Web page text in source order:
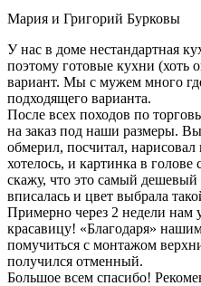
Мария и Григорий Бурковы
У нас в доме нестандартная
поэтому готовые кухни
вариант. Мы с мужем много
подходящего варианта.
После всех походов по
на заказ под наши размеры.
обмерил, посчитал,
хотелось, и картинка в
скажу, что это самый дешевый
вписалась и цвет выбрала
Примерно через 2 недели
красавицу! «Благодаря»
помучиться с монтажом
получился отменный.
Большое всем спасибо!